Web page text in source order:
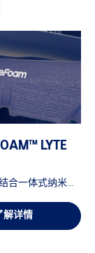
LYTE
合一体式纳米纤
构完整。
解详情